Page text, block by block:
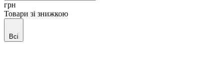
грн
Товари зі знижкою
Всі